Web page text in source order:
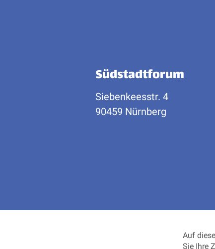
Südstadtforum
Siebenkeesstr. 4
90459 Nürnberg
Auf
Sie Ihre